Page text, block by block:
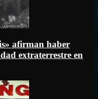
afirman haber
extraterrestre en